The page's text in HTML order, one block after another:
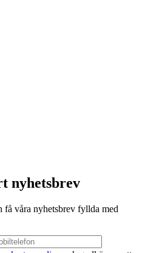
nyhetsbrev
våra nyhetsbrev fyllda med